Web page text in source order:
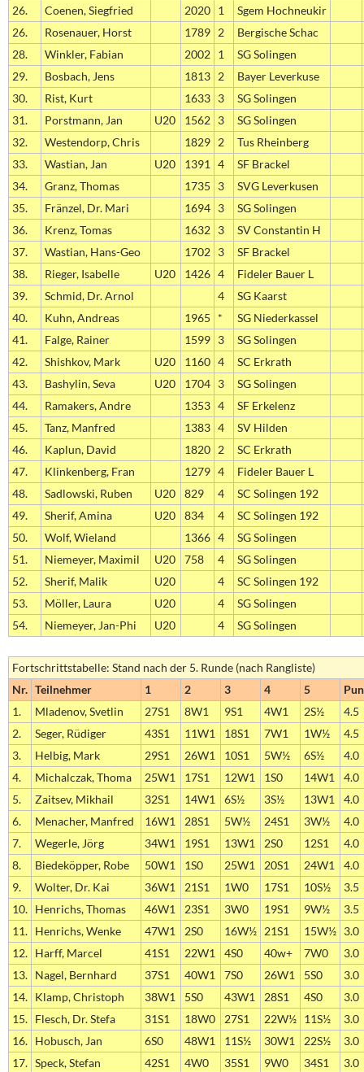
26.
Coenen, Siegfried 2020 1
Sgem Hochneukir
26.
Rosenauer, Horst 1789 2
Bergische Schac
28.
Winkler, Fabian 2002 1
SG Solingen
29.
Bosbach, Jens 1813 2
Bayer Leverkuse
30.
Rist, Kurt 1633 3
SG Solingen
31.
Porstmann, Jan U20 1562 3
SG Solingen
32.
Westendorp, Chris 1829 2
Tus Rheinberg
33.
Wastian, Jan U20 1391 4
SF Brackel
34.
Granz, Thomas 1735 3
SVG Leverkusen
35.
Fränzel, Dr. Mari 1694 3
SG Solingen
36.
Krenz, Tomas 1632 3
SV Constantin H
37.
Wastian, Hans-Geo 1702 3
SF Brackel
38.
Rieger, Isabelle U20 1426 4
Fideler Bauer L
39.
Schmid, Dr. Arnol 4
SG Kaarst
40.
Kuhn, Andreas 1965 *
SG Niederkassel
41.
Falge, Rainer 1599 3
SG Solingen
42.
Shishkov, Mark U20 1160 4
SC Erkrath
43.
Bashylin, Seva U20 1704 3
SG Solingen
44.
Ramakers, Andre 1353 4
SF Erkelenz
45.
Tanz, Manfred 1383 4
SV Hilden
46.
Kaplun, David 1820 2
SC Erkrath
47.
Klinkenberg, Fran 1279 4
Fideler Bauer L
48.
Sadlowski, Ruben U20 829 4
SC Solingen 192
49.
Sherif, Amina U20 834 4
SC Solingen 192
50.
Wolf, Wieland 1366 4
SG Solingen
51.
Niemeyer, Maximil U20 758 4
SG Solingen
52.
Sherif, Malik U20 4
SC Solingen 192
53.
Möller, Laura U20 4
SG Solingen
54.
Niemeyer, Jan-Phi U20 4 SG Solingen
Fortschrittstabelle: Stand nach der 5. Runde (nach Rangliste)
Nr. Teilnehmer 1 2 3 4 5
1.
Mladenov, Svetlin 27S1 8W1 9S1 4W1 2S½
4.5
2.
Seger, Rüdiger 43S1 11W1 18S1 7W1 1W½
4.5
3.
Helbig, Mark 29S1 26W1 10S1 5W½ 6S½
4.0
4.
Michalczak, Thoma 25W1 17S1 12W1 1S0 14W1
4.0
5.
Zaitsev, Mikhail 32S1 14W1 6S½ 3S½ 13W1
4.0
6.
Menacher, Manfred 16W1 28S1 5W½ 24S1 3W½
4.0
7.
Wegerle, Jörg 34W1 19S1 13W1 2S0 12S1
4.0
8.
Biedeköpper, Robe 50W1 1S0 25W1 20S1 24W1
4.0
9.
Wolter, Dr. Kai 36W1 21S1 1W0 17S1 10S½
3.5
10. Henrichs, Thomas 46W1 23S1 3W0 19S1 9W½
3.5
11. Henrichs, Wenke 47W1 2S0 16W½ 21S1 15W½ 3.0
12. Harff, Marcel 41S1 22W1 4S0 40w+ 7W0
3.0
13. Nagel, Bernhard 37S1 40W1 7S0 26W1 5S0
3.0
14. Klamp, Christoph 38W1 5S0 43W1 28S1 4S0
3.0
15. Flesch, Dr. Stefa 31S1 18W0 27S1 22W½ 11S½
3.0
16. Hobusch, Jan 6S0 48W1 11S½ 30W1 22S½
3.0
17. Speck, Stefan 42S1 4W0 35S1 9W0 34S1
3.0